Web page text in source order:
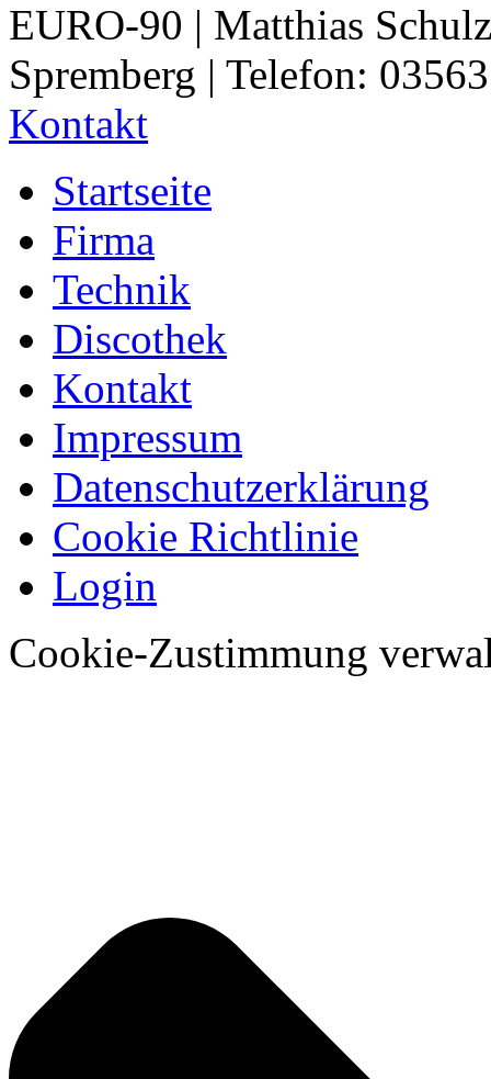
EURO-90 | Matthias
Spremberg | Telefon:
Kontakt
Startseite
Firma
Technik
Discothek
Kontakt
Impressum
Datenschutzerklärung
Cookie Richtlinie
Login
Cookie-Zustimmung